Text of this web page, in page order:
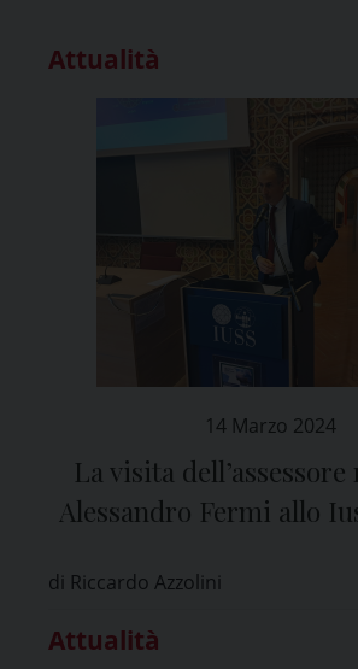
Attualità
14 Marzo 2024
La visita
Alessandro Fermi allo
di Riccardo Azzolini
Attualità